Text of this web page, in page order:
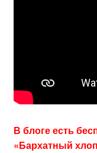
В блоге есть
«Бархатный